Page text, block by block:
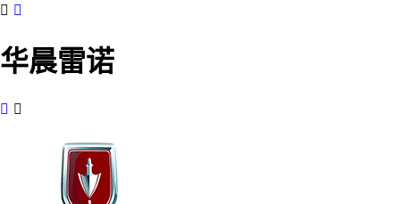
 
华晨雷诺
 